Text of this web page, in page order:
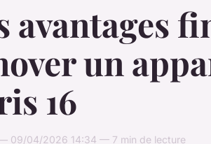
avantages
un
16
09/04/2026 14:34 — 7 min de lecture